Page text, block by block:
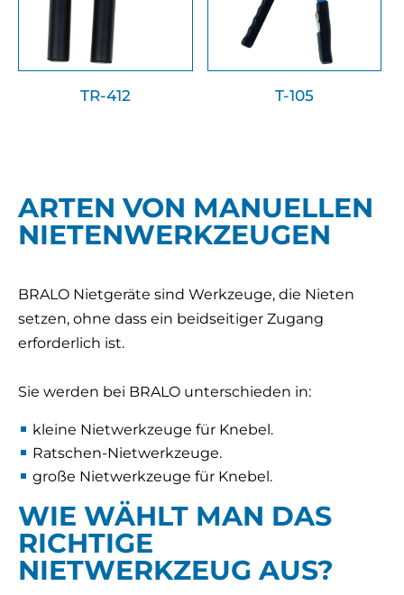
TR-412 T-105
ARTEN VON MANUELLEN
NIETENWERKZEUGEN
BRALO Nietgeräte sind Werkzeuge, die Nieten
setzen, ohne dass ein beidseitiger Zugang
erforderlich ist.
Sie werden bei BRALO unterschieden in:
kleine Nietwerkzeuge für Knebel.
Ratschen-Nietwerkzeuge.
große Nietwerkzeuge für Knebel.
WIE WÄHLT MAN DAS
RICHTIGE
NIETWERKZEUG AUS?